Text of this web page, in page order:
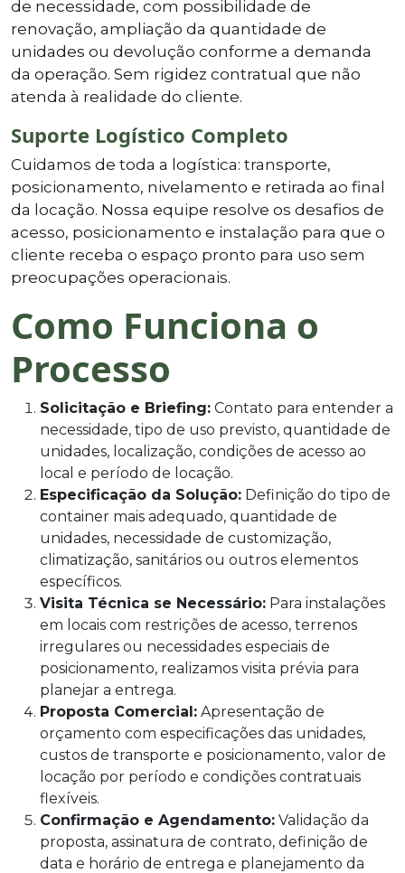
de necessidade, com possibilidade de
renovação, ampliação da quantidade de
unidades ou devolução conforme a demanda
da operação. Sem rigidez contratual que não
atenda à realidade do cliente.
Suporte Logístico Completo
Cuidamos de toda a logística: transporte,
posicionamento, nivelamento e retirada ao final
da locação. Nossa equipe resolve os desafios de
acesso, posicionamento e instalação para que o
cliente receba o espaço pronto para uso sem
preocupações operacionais.
Como Funciona o
Processo
Solicitação e Briefing: Contato para entender a
necessidade, tipo de uso previsto, quantidade de
unidades, localização, condições de acesso ao
local e período de locação.
Especificação da Solução: Definição do tipo de
container mais adequado, quantidade de
unidades, necessidade de customização,
climatização, sanitários ou outros elementos
específicos.
Visita Técnica se Necessário: Para instalações
em locais com restrições de acesso, terrenos
irregulares ou necessidades especiais de
posicionamento, realizamos visita prévia para
planejar a entrega.
Proposta Comercial: Apresentação de
orçamento com especificações das unidades,
custos de transporte e posicionamento, valor de
locação por período e condições contratuais
flexíveis.
Confirmação e Agendamento: Validação da
proposta, assinatura de contrato, definição de
data e horário de entrega e planejamento da